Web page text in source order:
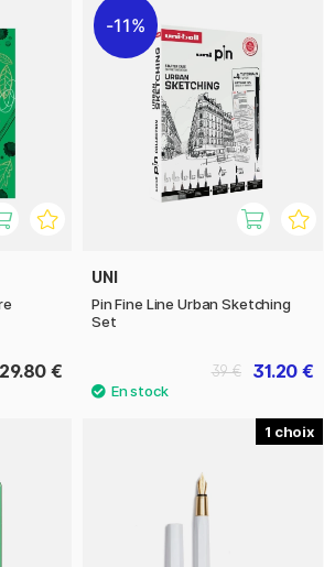
29.80 €
11%
UNI
Pin Fine Line Urban Sketching
Set
31.20 €
39 €
1